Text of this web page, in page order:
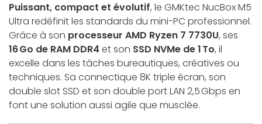
Puissant, compact et évolutif, le GMKtec NucBox M5
Ultra redéfinit les standards du mini-PC professionnel.
Grâce à son processeur AMD Ryzen 7 7730U, ses
16 Go de RAM DDR4 et son SSD NVMe de 1 To, il
excelle dans les tâches bureautiques, créatives ou
techniques. Sa connectique 8K triple écran, son
double slot SSD et son double port LAN 2,5 Gbps en
font une solution aussi agile que musclée.